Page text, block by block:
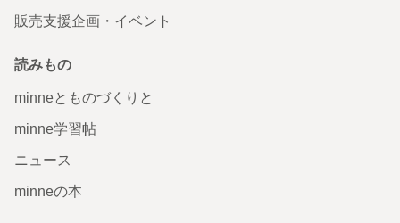
販売支援企画・イベント
読みもの
minneとものづくりと
minne学習帖
ニュース
minneの本